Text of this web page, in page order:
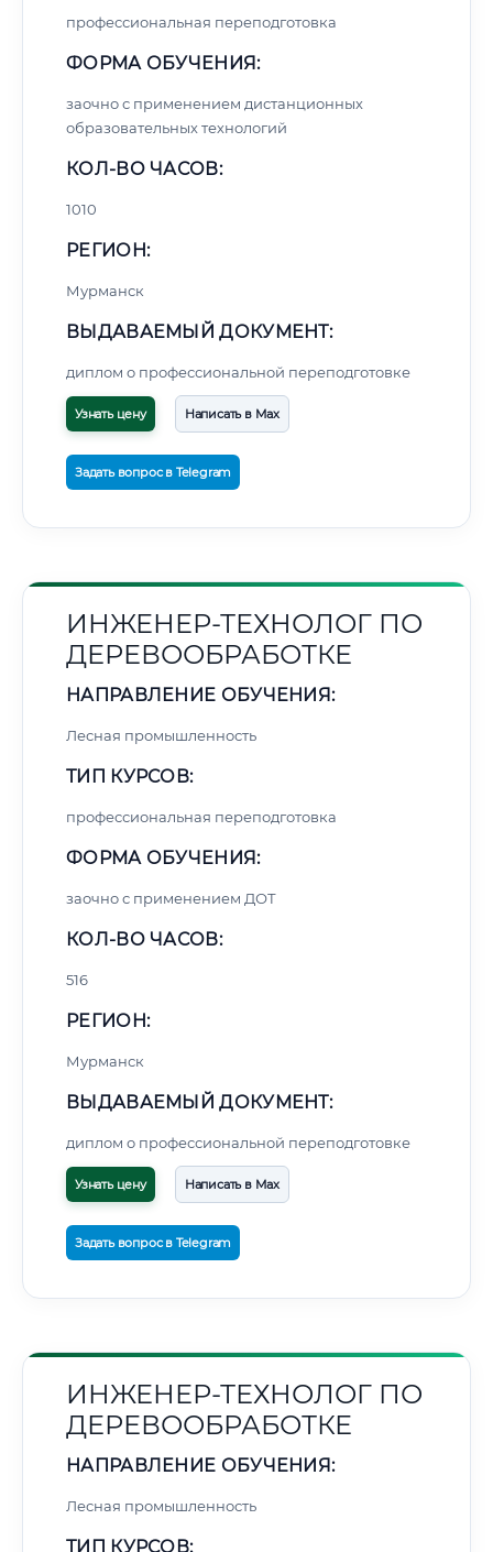
профессиональная переподготовка
ФОРМА ОБУЧЕНИЯ:
заочно с применением дистанционных
образовательных технологий
КОЛ-ВО ЧАСОВ:
1010
РЕГИОН:
Мурманск
ВЫДАВАЕМЫЙ ДОКУМЕНТ:
диплом о профессиональной переподготовке
Узнать цену Написать в Max
Задать вопрос в Telegram
ИНЖЕНЕР-ТЕХНОЛОГ ПО
ДЕРЕВООБРАБОТКЕ
НАПРАВЛЕНИЕ ОБУЧЕНИЯ:
Лесная промышленность
ТИП КУРСОВ:
профессиональная переподготовка
ФОРМА ОБУЧЕНИЯ:
заочно с применением ДОТ
КОЛ-ВО ЧАСОВ:
516
РЕГИОН:
Мурманск
ВЫДАВАЕМЫЙ ДОКУМЕНТ:
диплом о профессиональной переподготовке
Узнать цену Написать в Max
Задать вопрос в Telegram
ИНЖЕНЕР-ТЕХНОЛОГ ПО
ДЕРЕВООБРАБОТКЕ
НАПРАВЛЕНИЕ ОБУЧЕНИЯ:
Лесная промышленность
ТИП КУРСОВ: